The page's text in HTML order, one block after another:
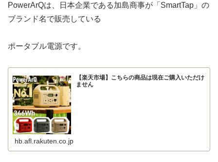
PowerArQは、日本企業である加島商事が「SmartTap」の
ブランド名で販売している
ポータブル電源です。
【楽天市場】こちらの商品は現在ご購入いただけ
ません
hb.afl.rakuten.co.jp